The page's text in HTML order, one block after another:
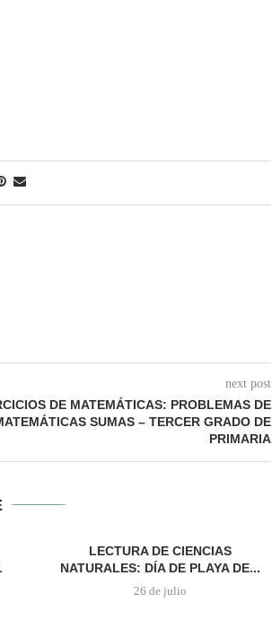
next post
DE MATEMÁTICAS: PROBLEMAS DE
SUMAS – TERCER GRADO DE
PRIMARIA
LECTURA DE CIENCIAS
NATURALES: DÍA DE PLAYA DE...
26 de julio